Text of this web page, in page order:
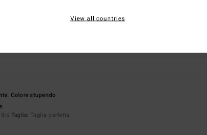
qualità-prezzo
Colore stupendo
/5 Taglia: Taglia perfetta
View all countries